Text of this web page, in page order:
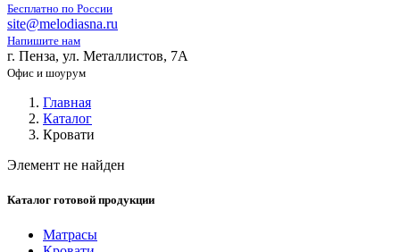
Бесплатно по России
site@melodiasna.ru
Напишите нам
г. Пенза, ул. Металлистов, 7А
Офис и шоурум
Главная
Каталог
Кровати
Элемент не найден
Каталог готовой продукции
Матрасы